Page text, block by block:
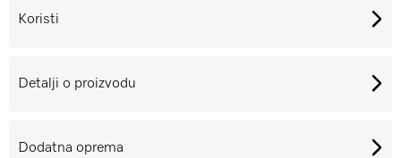
Koristi
Detalji o proizvodu
Dodatna oprema